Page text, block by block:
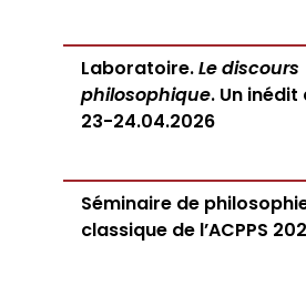
Laboratoire.Le discours
philosophique. Un inédit
23-24.04.2026
Séminaire de
classique de l’ACPPS